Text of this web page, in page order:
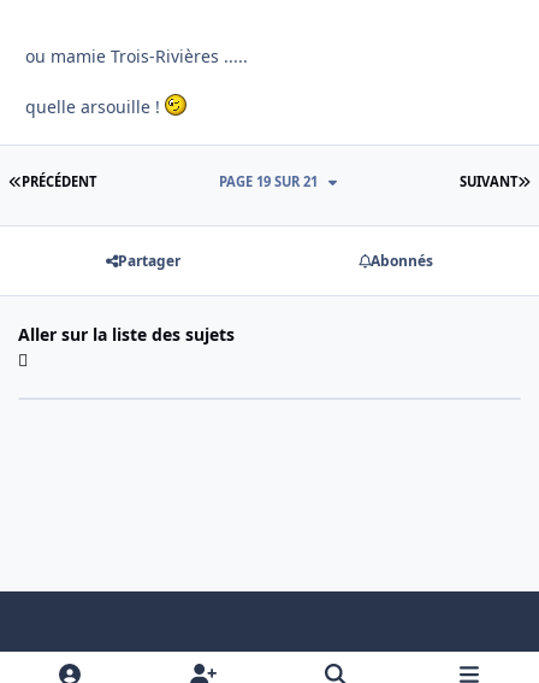
ou mamie Trois-Rivières .....
quelle arsouille !
PREMIÈRE PAGE
PRÉCÉDENT SUIVANT
PAGE 19 SUR 21
Partager Abonnés
Aller sur la liste des sujets
Light ModeDark ModeSystem Preference x